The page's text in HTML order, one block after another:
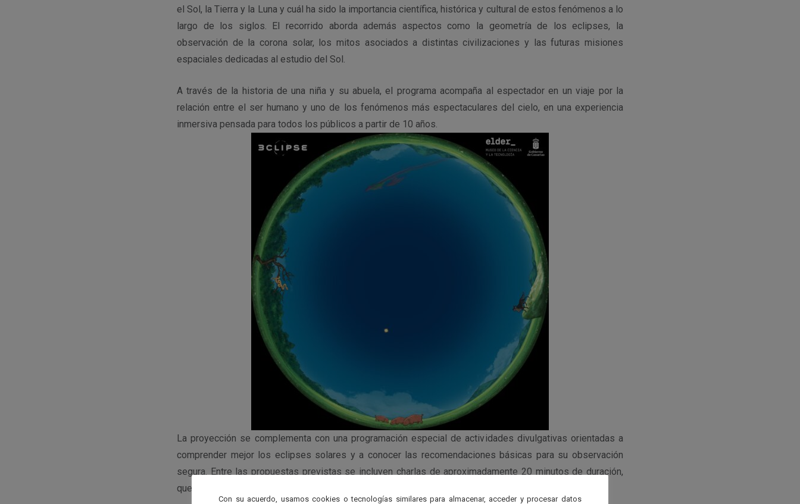
el Sol, la Tierra y la Luna y cuál ha sido la importancia científica, histórica y cultural de estos fenómenos a lo
largo de los siglos. El recorrido aborda además aspectos como la geometría de los eclipses, la
observación de la corona solar, los mitos asociados a distintas civilizaciones y las futuras misiones
espaciales dedicadas al estudio del Sol.
A través de la historia de una niña y su abuela, el programa acompaña al espectador en un viaje por la
relación entre el ser humano y uno de los fenómenos más espectaculares del cielo, en una experiencia
inmersiva pensada para todos los públicos a partir de 10 años.
La proyección se complementa con una programación especial de actividades divulgativas orientadas a
comprender mejor los eclipses solares y a conocer las recomendaciones básicas para su observación
segura. Entre las propuestas previstas se incluyen charlas de aproximadamente 20 minutos de duración,
que se celebrarán en el hall del Pabellón Tecnoforo a las 12:15 horas.
Con su acuerdo, usamos cookies o tecnologías similares para almacenar, acceder y procesar datos